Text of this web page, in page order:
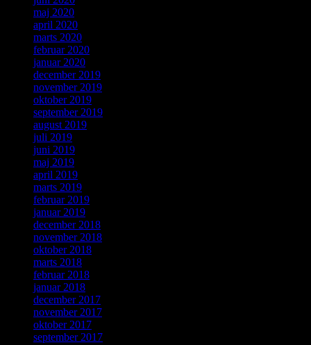
maj 2020
april 2020
marts 2020
februar 2020
januar 2020
december 2019
november 2019
oktober 2019
september 2019
august 2019
juli 2019
juni 2019
maj 2019
april 2019
marts 2019
februar 2019
januar 2019
december 2018
november 2018
oktober 2018
marts 2018
februar 2018
januar 2018
december 2017
november 2017
oktober 2017
september 2017